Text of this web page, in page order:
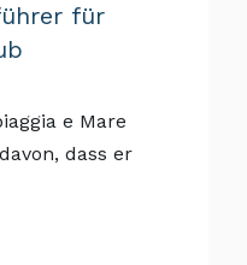
für
e Mare
dass er